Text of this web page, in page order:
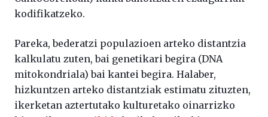
kodifikatzeko.
Pareka, bederatzi populazioen arteko distantzia
kalkulatu zuten, bai genetikari begira (DNA
mitokondriala) bai kantei begira. Halaber,
hizkuntzen arteko distantziak estimatu zituzten,
ikerketan aztertutako kulturetako oinarrizko